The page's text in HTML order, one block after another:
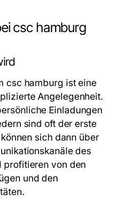
csc hamburg
csc hamburg ist eine
Angelegenheit.
Einladungen
sind oft der erste
sich dann über
des
profitieren von den
und den